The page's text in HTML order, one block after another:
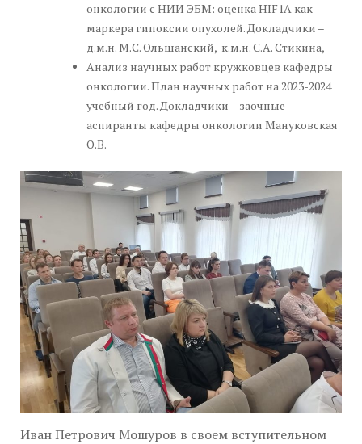
онкологии с НИИ ЭБМ: оценка HIF1A как
маркера гипоксии опухолей. Докладчики –
д.м.н. М.С. Ольшанский, к.м.н. С.А. Стикина,
Анализ научных работ кружковцев кафедры
онкологии. План научных работ на 2023-2024
учебный год. Докладчики – заочные
аспиранты кафедры онкологии Мануковская
О.В.
Иван Петрович Мошуров в своем вступительном